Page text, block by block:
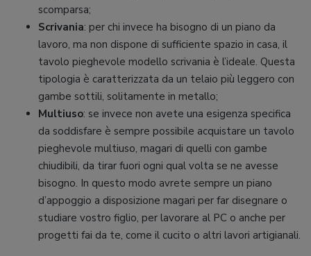
scomparsa;
Scrivania: per chi invece ha bisogno di un piano da
lavoro, ma non dispone di sufficiente spazio in casa, il
tavolo pieghevole modello scrivania è l’ideale. Questa
tipologia è caratterizzata da un telaio più leggero con
gambe sottili, solitamente in metallo;
Multiuso: se invece non avete una esigenza specifica
da soddisfare è sempre possibile acquistare un tavolo
pieghevole multiuso, magari di quelli con gambe
chiudibili, da tirar fuori ogni qual volta se ne avesse
bisogno. In questo modo avrete sempre un piano
d’appoggio a disposizione magari per far disegnare o
studiare vostro figlio, per lavorare al PC o anche per
progetti fai da te, come il cucito o altri lavori artigianali.